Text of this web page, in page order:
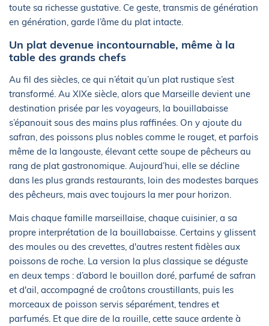
toute sa richesse gustative. Ce geste, transmis de génération
en génération, garde l’âme du plat intacte.
Un plat devenue incontournable, même à la
table des grands chefs
Au fil des siècles, ce qui n’était qu’un plat rustique s’est
transformé. Au XIXe siècle, alors que Marseille devient une
destination prisée par les voyageurs, la bouillabaisse
s’épanouit sous des mains plus raffinées. On y ajoute du
safran, des poissons plus nobles comme le rouget, et parfois
même de la langouste, élevant cette soupe de pêcheurs au
rang de plat gastronomique. Aujourd’hui, elle se décline
dans les plus grands restaurants, loin des modestes barques
des pêcheurs, mais avec toujours la mer pour horizon.
Mais chaque famille marseillaise, chaque cuisinier, a sa
propre interprétation de la bouillabaisse. Certains y glissent
des moules ou des crevettes, d'autres restent fidèles aux
poissons de roche. La version la plus classique se déguste
en deux temps : d’abord le bouillon doré, parfumé de safran
et d'ail, accompagné de croûtons croustillants, puis les
morceaux de poisson servis séparément, tendres et
parfumés. Et que dire de la rouille, cette sauce ardente à